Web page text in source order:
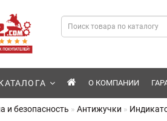
О КОМПАНИИ
и безопасность Антижучки